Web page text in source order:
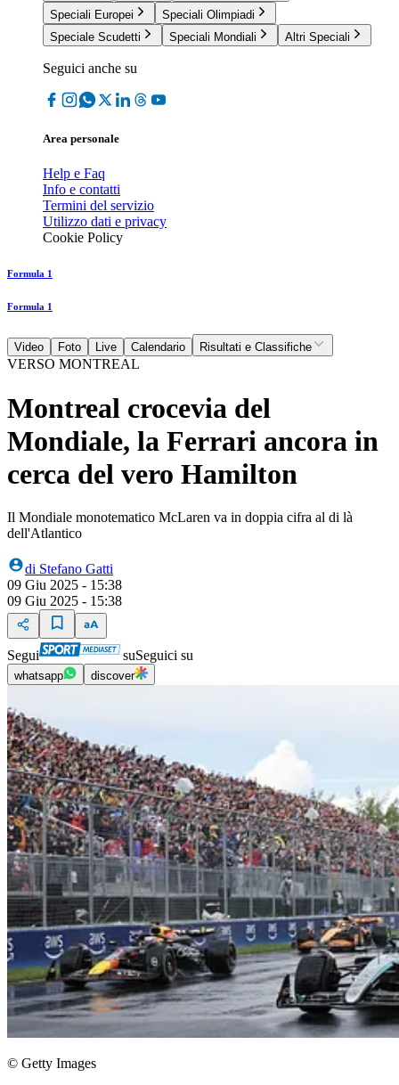
Speciali Europei
Speciali Olimpiadi
Speciale Scudetti
Speciali Mondiali Altri Speciali
Seguici anche su
Area personale
Help e Faq
Info e contatti
Termini del servizio
Utilizzo dati e privacy
Cookie Policy
Formula 1
Formula 1
Video Foto Live Calendario Risultati e Classifiche
VERSO MONTREAL
Montreal crocevia del
Mondiale, la Ferrari ancora in
cerca del vero Hamilton
Il Mondiale monotematico McLaren va in doppia cifra al di là
dell'Atlantico
di Stefano Gatti
09 Giu 2025 - 15:38
09 Giu 2025 - 15:38
Segui suSeguici su
whatsapp discover
© Getty Images